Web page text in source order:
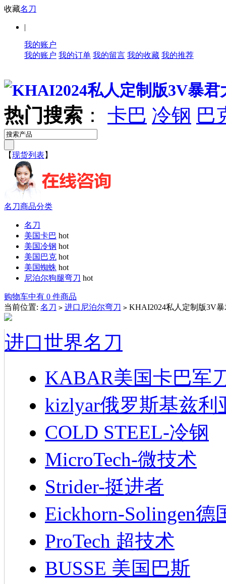
收藏名刀
|
我的账户
我的账户 我的订单 我的留言 我的收藏 我的推荐
热门搜索 ： 卡巴 冷钢 巴
【现货列表 】
名刀商品分类
名刀
美国卡巴 hot
美国冷钢 hot
美国巴克 hot
美国蜘蛛 hot
尼泊尔狗腿弯刀 hot
购物车中有 0 件商品
当前位置: 名刀 > 进口尼泊尔弯刀 > KHAI2024私人定制版3V
进口世界名刀
KABAR美国卡巴军
kizlyar俄罗斯基兹利
COLD STEEL-冷钢
MicroTech-微技术
Strider-挺进者
Eickhorn-Solingen德
ProTech 超技术
BUSSE 美国巴斯